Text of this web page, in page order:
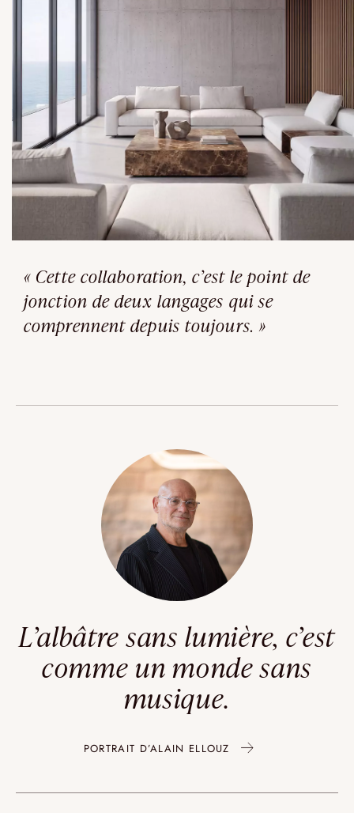
« Cette collaboration, c’est le point de
jonction de deux langages qui se
comprennent depuis toujours. »
L’albâtre sans lumière, c’est
comme un monde sans
musique.
PORTRAIT D’ALAIN ELLOUZ